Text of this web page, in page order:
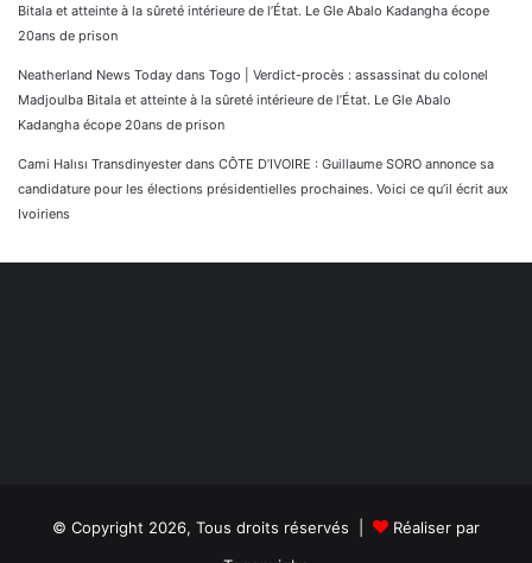
Bitala et atteinte à la sûreté intérieure de l’État. Le Gle Abalo Kadangha écope
20ans de prison
Neatherland News Today dans Togo | Verdict-procès : assassinat du colonel
Madjoulba Bitala et atteinte à la sûreté intérieure de l’État. Le Gle Abalo
Kadangha écope 20ans de prison
Cami Halısı Transdinyester dans CÔTE D’IVOIRE : Guillaume SORO annonce sa
candidature pour les élections présidentielles prochaines. Voici ce qu’il écrit aux
Ivoiriens
© Copyright 2026, Tous droits réservés |
Réaliser par